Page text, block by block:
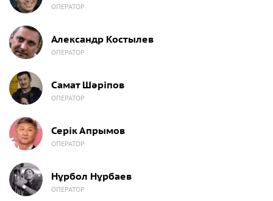
ОПЕРАТОР
Александр Костылев
ОПЕРАТОР
Самат Шәріпов
ОПЕРАТОР
Серік Апрымов
ОПЕРАТОР
Нұрбол Нұрбаев
ОПЕРАТОР